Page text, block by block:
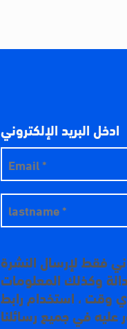
ادخل البريد الإلكتروني
فقط لإرسال النشرة
وكذلك المعلومات
وقت ، استخدام رابط
عليه في جميع رسائلنا